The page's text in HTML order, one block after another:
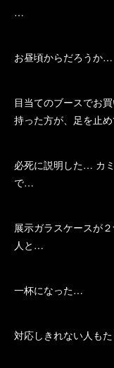
…
お昼頃からだろうか…
目当てのブースでお
持った方が、足を止
必死に説明した… カ
で…
展示ガラスケースが
人と…
一杯になった…
対応しきれない人も